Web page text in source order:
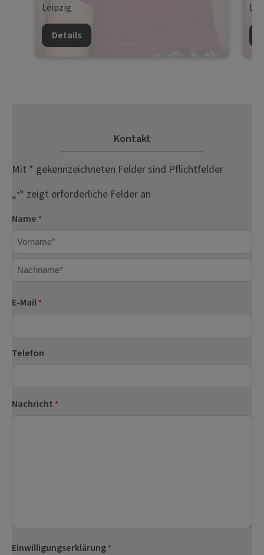
Leipzig
Details
Kontakt
Mit * gekennzeichneten Felder sind Pflichtfelder
„*“ zeigt erforderliche Felder an
Name *
E-Mail *
Telefon
Nachricht *
Einwilligungserklärung *